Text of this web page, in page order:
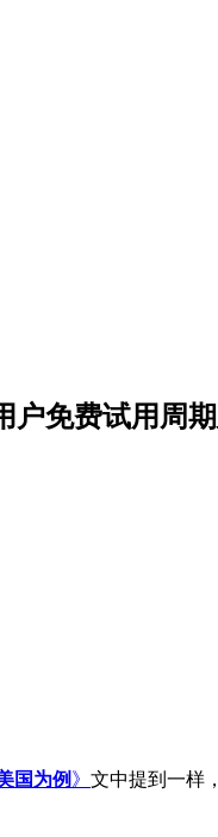
免费试用周期
国为例 》 文中提到一样